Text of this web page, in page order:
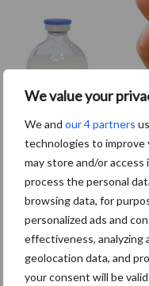
We value your
We and our 4 partners
technologies to improve
may store and/or
process the personal
browsing data, for
personalized ads and
effectiveness, analyzing
geolocation data, and
your consent will be
Foix, A. et al. (2016)
Ierland.